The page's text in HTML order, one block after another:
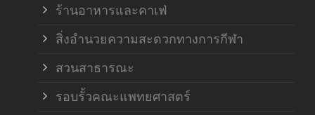
ร้านอาหารและคาเฟ่
สิ่งอำนวยความสะดวกทางการกีฬา
สวนสาธารณะ
รอบรั้วคณะแพทยศาสตร์